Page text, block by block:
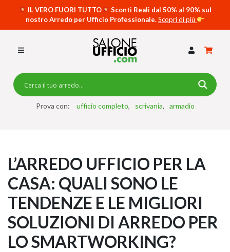
IL VERO FUORI TUTTO
Sconti Reali dal 50% al 90% sul
nostro Arredo per Ufficio Professionale.Scopri di più
Prova con: ufficio completo scrivania armadio
SWING 7020 –
SCRIVANIE SPECIAL DESK
CASSETTIERE
RECEPTION
TAVOLI RIUNIONE
L’ARREDO UFFICIO PER LA
CASA: QUALI SONO LE
TENDENZE E LE MIGLIORI
SOLUZIONI DI ARREDO PER
LO SMARTWORKING?